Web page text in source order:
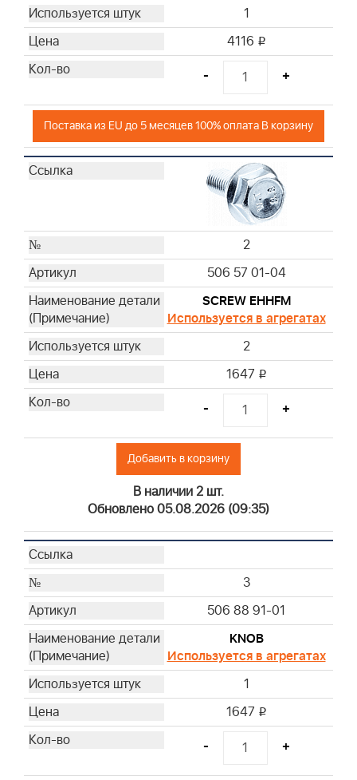
1
4116 i
- +
Поставка из EU до 5 месяцев 100% оплата В корзину
2
506 57 01-04
SCREW EHHFM
Используется в агрегатах
2
1647 i
- +
Добавить в корзину
В наличии 2 шт.
Обновлено 05.08.2026 (09:35)
3
506 88 91-01
KNOB
Используется в агрегатах
1
1647 i
- +